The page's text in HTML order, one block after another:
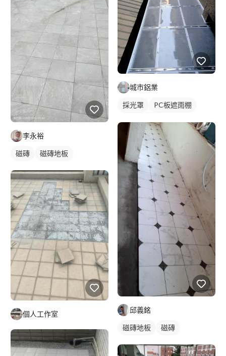
李永裕
磁磚 磁磚地板
個人工作室
城市鋁業
採光罩
PC板遮雨棚
邱義銘
磁磚地板 磁磚